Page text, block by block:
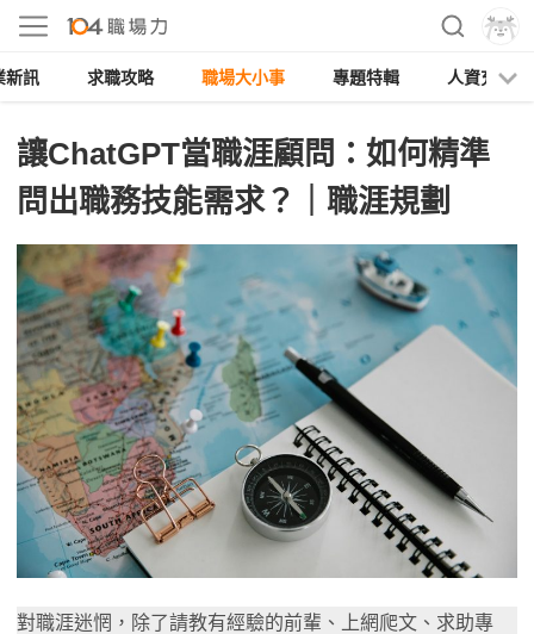
新訊 求職攻略 職場大小事 專題特輯 人資充電
讓ChatGPT當職涯顧問：如何精準
問出職務技能需求？｜職涯規劃
對職涯迷惘，除了請教有經驗的前輩、上網爬文、求助專